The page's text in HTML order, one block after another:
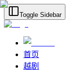
Toggle Sidebar
首页
越剧